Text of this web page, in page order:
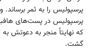
پرسپولیس را به ثمر
پرسپولیس در پست‌های
که نهایتاً منجر به دعوتش
گشت.